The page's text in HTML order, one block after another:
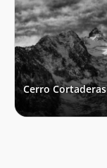
Cerro Cortaderas